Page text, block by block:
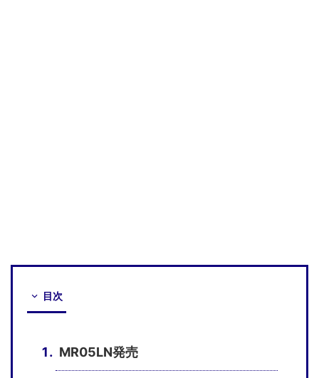
目次
MR05LN発売